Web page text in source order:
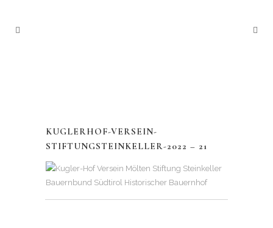
KUGLERHOF-VERSEIN-
STIFTUNGSTEINKELLER-2022 – 21